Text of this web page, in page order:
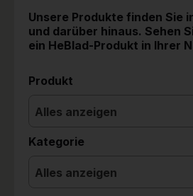
Unsere Produkte finden Sie
und darüber hinaus. Sehen
ein HeBlad-Produkt in Ihrer
Produkt
Alles anzeigen
Kategorie
Alles anzeigen